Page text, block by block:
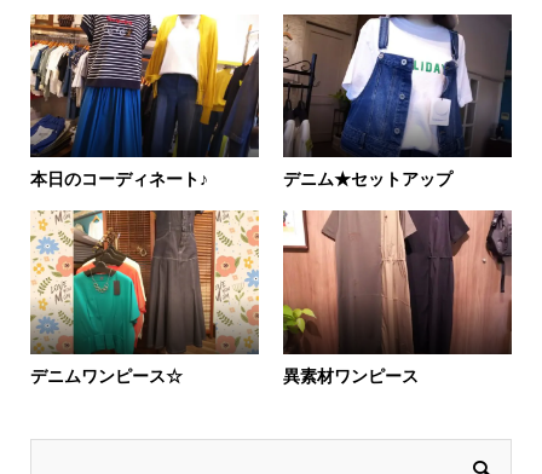
本日のコーディネート♪ デニム★セットアップ
デニムワンピース☆ 異素材ワンピース